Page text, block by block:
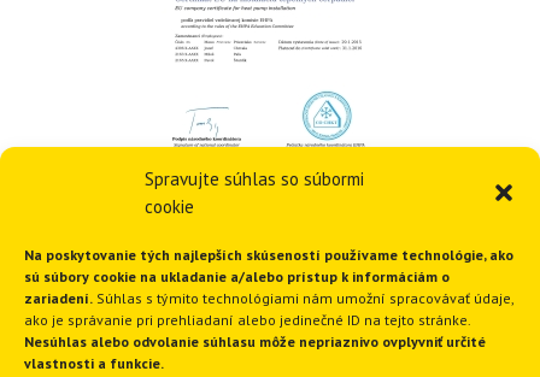
Spravujte súhlas so súbormi
cookie
Na poskytovanie tých najlepších skúseností používame technológie, ako
sú súbory cookie na ukladanie a/alebo prístup k informáciám o
zariadení. Súhlas s týmito technológiami nám umožní spracovávať údaje,
ako je správanie pri prehliadaní alebo jedinečné ID na tejto stránke.
Nesúhlas alebo odvolanie súhlasu môže nepriaznivo ovplyvniť určité
vlastnosti a funkcie.
Odborný návrh …